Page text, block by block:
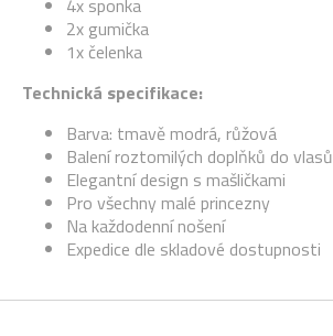
4x sponka
2x gumička
1x čelenka
Technická specifikace:
Barva: tmavě modrá, růžová
Balení roztomilých doplňků do vlasů
Elegantní design s mašličkami
Pro všechny malé princezny
Na každodenní nošení
Expedice dle skladové dostupnosti